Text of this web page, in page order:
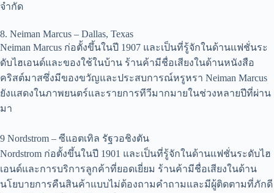
จำกัด
8. Neiman Marcus – Dallas, Texas
Neiman Marcus ก่อตั้งขึ้นในปี 1907 และเป็นที่รู้จักในด้านแฟชั่นระ
ดับไฮเอนด์และของใช้ในบ้าน ร้านค้ามีชื่อเสียงในด้านหนังสือ
คริสต์มาสซึ่งมีของขวัญและประสบการณ์หรูหรา Neiman Marcus
ยังแสดงในภาพยนตร์และรายการทีวีมากมายในช่วงหลายปีที่ผ่าน
มา
9 Nordstrom – ซีแอตเทิล รัฐวอชิงตัน
Nordstrom ก่อตั้งขึ้นในปี 1901 และเป็นที่รู้จักในด้านแฟชั่นระดับไฮ
เอนด์และการบริการลูกค้าที่ยอดเยี่ยม ร้านค้ามีชื่อเสียงในด้าน
นโยบายการคืนสินค้าแบบไม่ต้องถามคำถามและมีผู้ติดตามที่ภักดี